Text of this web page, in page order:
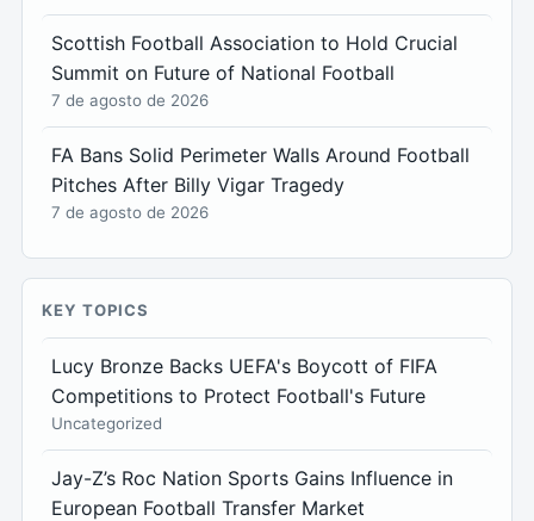
Scottish Football Association to Hold Crucial
Summit on Future of National Football
7 de agosto de 2026
FA Bans Solid Perimeter Walls Around Football
Pitches After Billy Vigar Tragedy
7 de agosto de 2026
KEY TOPICS
Lucy Bronze Backs UEFA's Boycott of FIFA
Competitions to Protect Football's Future
Uncategorized
Jay-Z’s Roc Nation Sports Gains Influence in
European Football Transfer Market